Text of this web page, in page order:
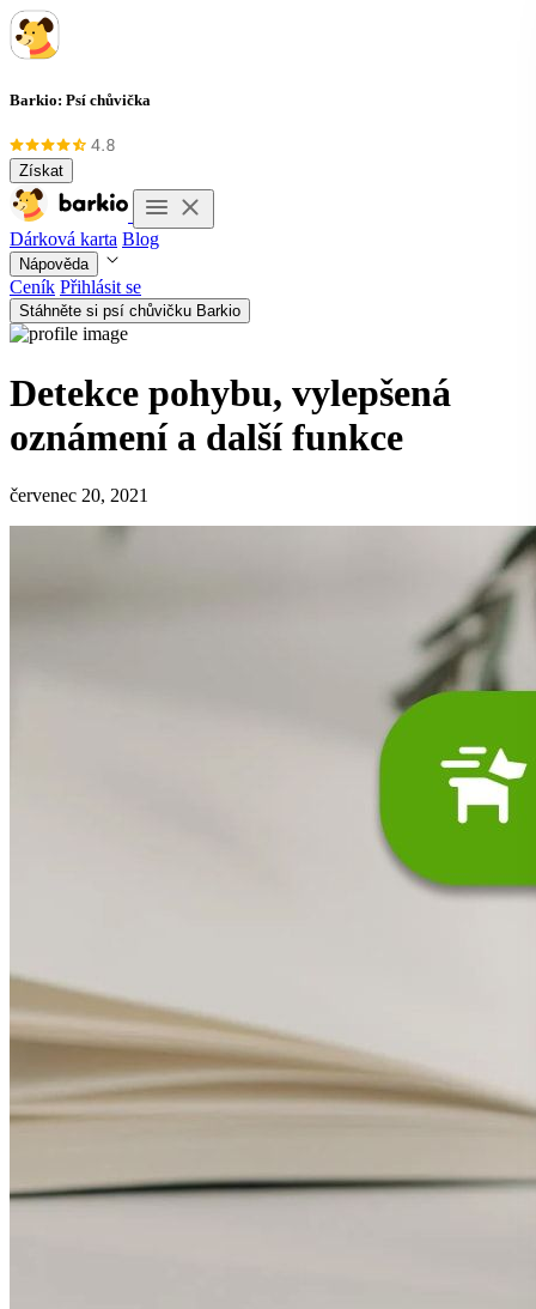
Barkio: Psí chůvička
Získat
Dárková karta Blog
Nápověda
Ceník Přihlásit se
Stáhněte si psí chůvičku Barkio
Detekce pohybu, vylepšená
oznámení a další funkce
červenec 20, 2021